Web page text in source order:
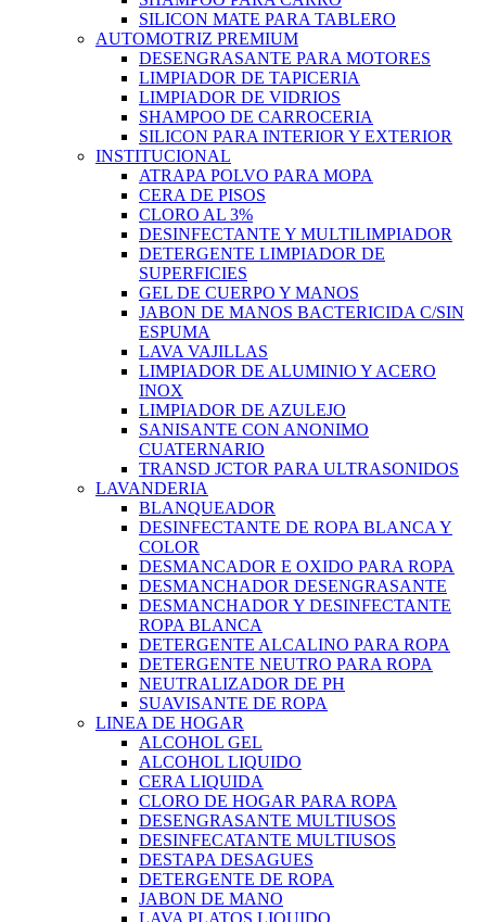
SILICON MATE PARA TABLERO
AUTOMOTRIZ PREMIUM
DESENGRASANTE PARA MOTORES
LIMPIADOR DE TAPICERIA
LIMPIADOR DE VIDRIOS
SHAMPOO DE CARROCERIA
SILICON PARA INTERIOR Y EXTERIOR
INSTITUCIONAL
ATRAPA POLVO PARA MOPA
CERA DE PISOS
CLORO AL 3%
DESINFECTANTE Y MULTILIMPIADOR
DETERGENTE LIMPIADOR DE
SUPERFICIES
GEL DE CUERPO Y MANOS
JABON DE MANOS BACTERICIDA C/SIN
ESPUMA
LAVA VAJILLAS
LIMPIADOR DE ALUMINIO Y ACERO
INOX
LIMPIADOR DE AZULEJO
SANISANTE CON ANONIMO
CUATERNARIO
TRANSD JCTOR PARA ULTRASONIDOS
LAVANDERIA
BLANQUEADOR
DESINFECTANTE DE ROPA BLANCA Y
COLOR
DESMANCADOR E OXIDO PARA ROPA
DESMANCHADOR DESENGRASANTE
DESMANCHADOR Y DESINFECTANTE
ROPA BLANCA
DETERGENTE ALCALINO PARA ROPA
DETERGENTE NEUTRO PARA ROPA
NEUTRALIZADOR DE PH
SUAVISANTE DE ROPA
LINEA DE HOGAR
ALCOHOL GEL
ALCOHOL LIQUIDO
CERA LIQUIDA
CLORO DE HOGAR PARA ROPA
DESENGRASANTE MULTIUSOS
DESINFECATANTE MULTIUSOS
DESTAPA DESAGUES
DETERGENTE DE ROPA
JABON DE MANO